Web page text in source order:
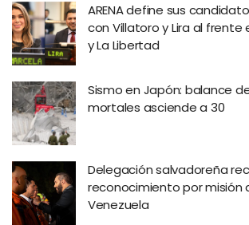
ARENA define sus
con Villatoro y Lira al frente
y La Libertad
Sismo en Japón: balance
mortales asciende a 30
Delegación salvadoreña
reconocimiento por misión
Venezuela